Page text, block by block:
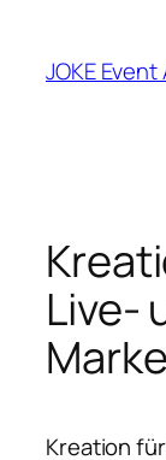
springen
JOKE Event
Live-
Kreation